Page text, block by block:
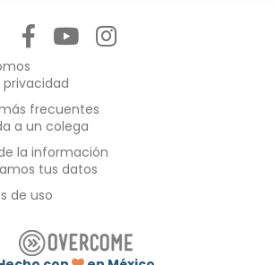
frecuentes
a un colega
la información
tus datos
de uso